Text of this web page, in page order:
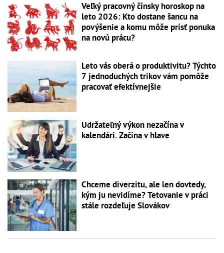
Veľký pracovný čínsky horoskop na
leto 2026: Kto dostane šancu na
povýšenie a komu môže prísť ponuka
na novú prácu?
Leto vás oberá o produktivitu? Týchto
7 jednoduchých trikov vám pomôže
pracovať efektívnejšie
Udržateľný výkon nezačína v
kalendári. Začína v hlave
Chceme diverzitu, ale len dovtedy,
kým ju nevidíme? Tetovanie v práci
stále rozdeľuje Slovákov